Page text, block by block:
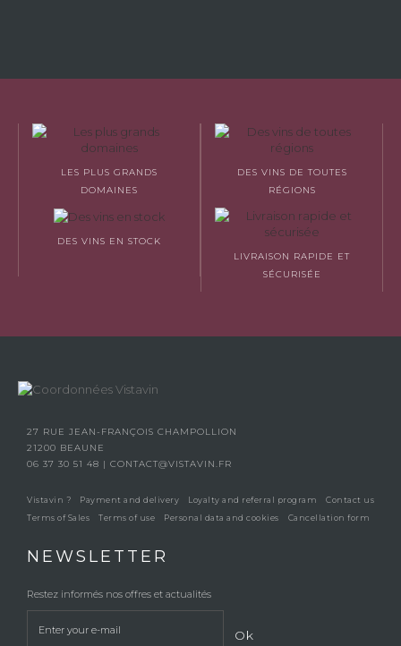
LES PLUS GRANDS
DOMAINES
DES VINS DE TOUTES
RÉGIONS
DES VINS EN STOCK
LIVRAISON RAPIDE ET
SÉCURISÉE
27 RUE JEAN-FRANÇOIS CHAMPOLLION
21200 BEAUNE
06 37 30 51 48 | CONTACT@VISTAVIN.FR
Vistavin ? Payment and delivery Loyalty and referral program
Contact us
Terms of Sales
Terms of use Personal data and cookies Cancellation form
NEWSLETTER
Restez informés nos offres et actualités
Ok